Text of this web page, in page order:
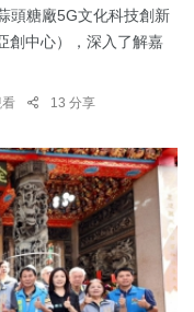
頭糖廠5G文化科技創新
創中心），深入了解嘉
13 分享